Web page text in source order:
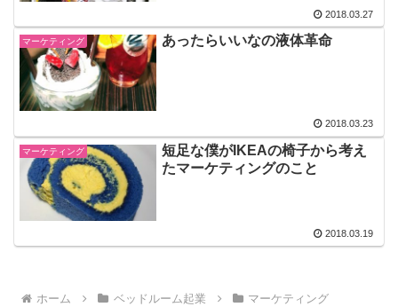
2018.03.27
マーケティング あったらいいなの液体革命
2018.03.23
マーケティング
短足な僕がIKEAの椅子から考え
たマーケティングのこと
2018.03.19
ホーム ベッドルーム起業 マーケティング